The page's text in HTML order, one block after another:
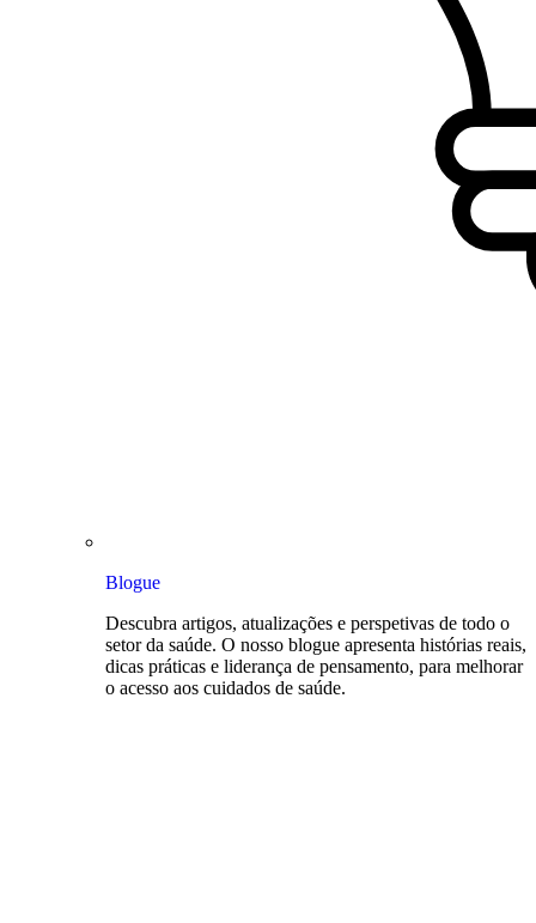
Blogue
Descubra artigos, atualizações e perspetivas de todo o
setor da saúde. O nosso blogue apresenta histórias reais,
dicas práticas e liderança de pensamento, para melhorar
o acesso aos cuidados de saúde.